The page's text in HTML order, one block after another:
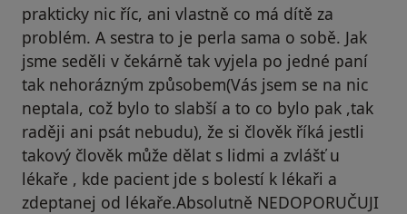
prakticky nic říc, ani vlastně co má dítě za
problém. A sestra to je perla sama o sobě. Jak
jsme seděli v čekárně tak vyjela po jedné paní
tak nehorázným způsobem(Vás jsem se na nic
neptala, což bylo to slabší a to co bylo pak ,tak
raději ani psát nebudu), že si člověk říká jestli
takový člověk může dělat s lidmi a zvlášť u
lékaře , kde pacient jde s bolestí k lékaři a
zdeptanej od lékaře.Absolutně NEDOPORUČUJI